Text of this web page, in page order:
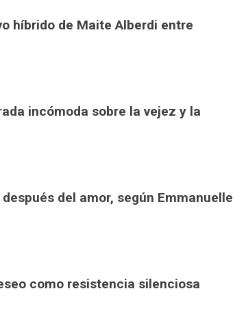
híbrido de Maite Alberdi entre
incómoda sobre la vejez y la
del amor, según Emmanuelle
como resistencia silenciosa